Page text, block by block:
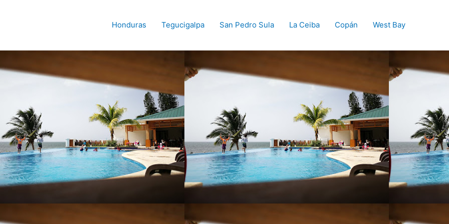
Honduras Tegucigalpa San Pedro Sula La Ceiba Copán West Bay